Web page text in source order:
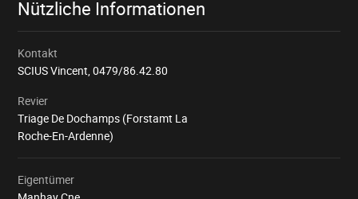
Nützliche Informationen
Kontakt
SCIUS Vincent,0479/86.42.80
Revier
Triage De Dochamps (Forstamt La
Roche-En-Ardenne)
Eigentümer